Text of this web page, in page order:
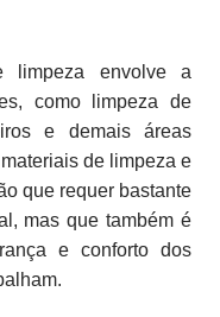
limpeza envolve a
como limpeza de
e demais áreas
de limpeza e
que requer bastante
mas que também é
e conforto dos